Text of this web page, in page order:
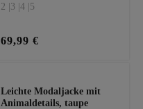
2 | 3 | 4 | 5
69,99 €
Leichte Modaljacke mit
Animaldetails, taupe